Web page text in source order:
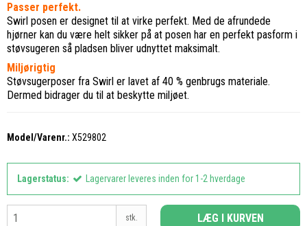
Passer perfekt.
Swirl posen er designet til at virke perfekt. Med de afrundede
hjørner kan du være helt sikker på at posen har en perfekt pasform i
støvsugeren så pladsen bliver udnyttet maksimalt.
Miljørigtig
Støvsugerposer fra Swirl er lavet af 40 % genbrugs materiale.
Dermed bidrager du til at beskytte miljøet.
Model/Varenr.: X529802
Lagerstatus: Lagervarer leveres inden for 1-2 hverdage
stk. LÆG I KURVEN